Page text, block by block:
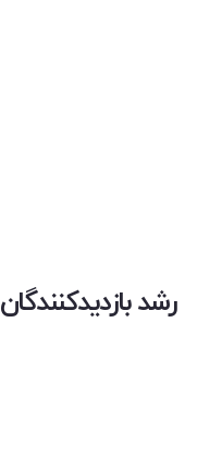
رشد بازدیدکنندگان